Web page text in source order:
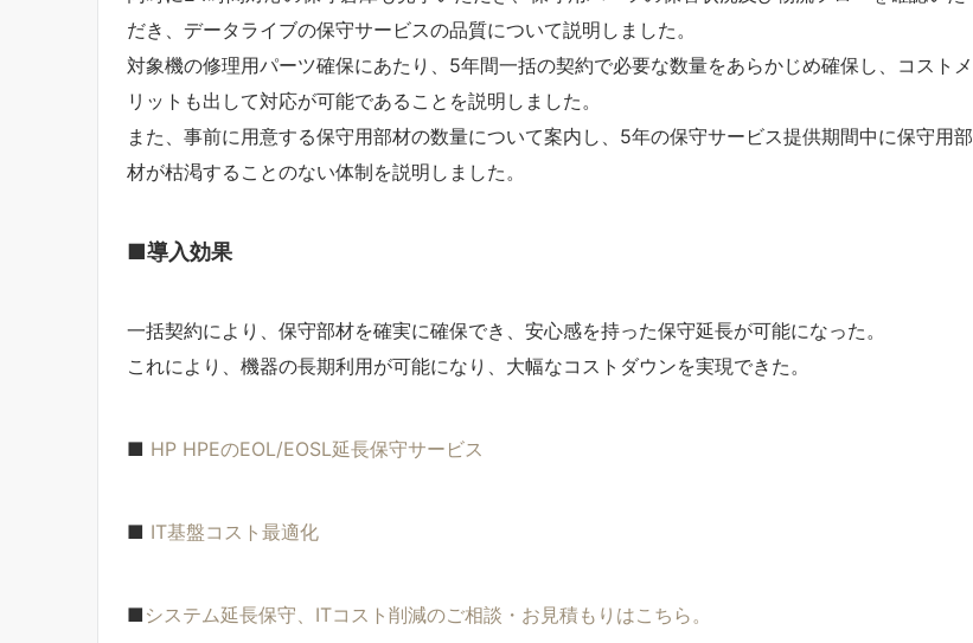
だき、データライブの保守サービスの品質について説明しました。
対象機の修理用パーツ確保にあたり、5年間一括の契約で必要な数量をあらかじめ確保し、コストメ
リットも出して対応が可能であることを説明しました。
また、事前に用意する保守用部材の数量について案内し、5年の保守サービス提供期間中に保守用部
材が枯渇することのない体制を説明しました。
■導入効果
一括契約により、保守部材を確実に確保でき、安心感を持った保守延長が可能になった。
これにより、機器の長期利用が可能になり、大幅なコストダウンを実現できた。
■ HP HPEのEOL/EOSL延長保守サービス
■ IT基盤コスト最適化
■ システム延長保守、ITコスト削減のご相談・お見積もりはこちら。